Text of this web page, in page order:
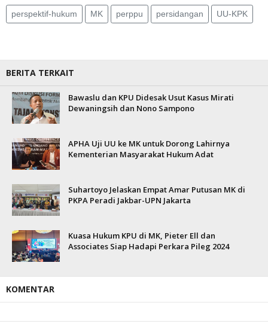
perspektif-hukum MK perppu persidangan UU-KPK
BERITA TERKAIT
Bawaslu dan KPU Didesak Usut Kasus Mirati
Dewaningsih dan Nono Sampono
APHA Uji UU ke MK untuk Dorong Lahirnya
Kementerian Masyarakat Hukum Adat
Suhartoyo Jelaskan Empat Amar Putusan MK di
PKPA Peradi Jakbar-UPN Jakarta
Kuasa Hukum KPU di MK, Pieter Ell dan
Associates Siap Hadapi Perkara Pileg 2024
KOMENTAR